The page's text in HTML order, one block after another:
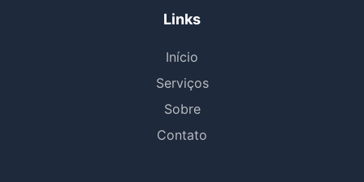
Links
Início
Serviços
Sobre
Contato